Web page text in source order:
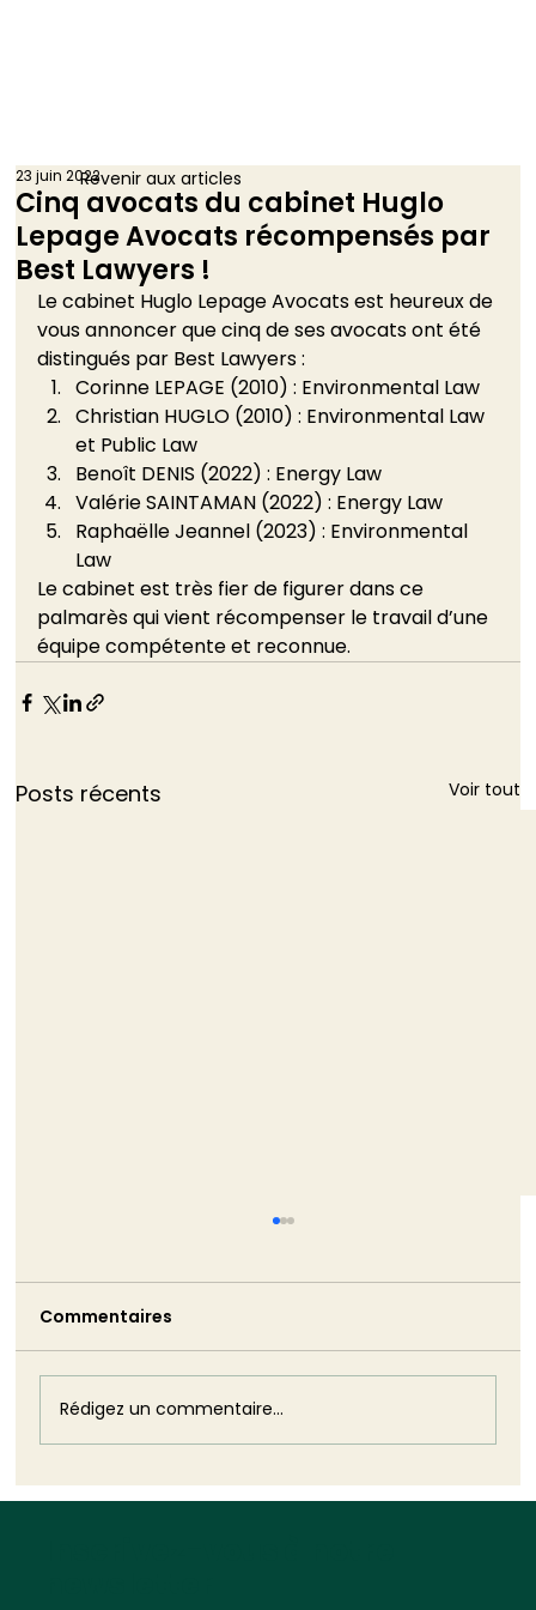
Cinq avocats du cabinet Huglo
Lepage Avocats récompensés par
Best Lawyers !
23 juin 2022
Le cabinet Huglo Lepage Avocats est heureux de
vous annoncer que cinq de ses avocats ont été
distingués par Best Lawyers :
Corinne LEPAGE (2010) : Environmental Law
Christian HUGLO (2010) : Environmental Law
et Public Law
Benoît DENIS (2022) : Energy Law
Valérie SAINTAMAN (2022) : Energy Law
Raphaëlle Jeannel (2023) : Environmental
Law
Le cabinet est très fier de figurer dans ce
palmarès qui vient récompenser le travail d’une
équipe compétente et reconnue.
Posts récents Voir tout
l’accélération de la transition
Par Guillaume Cornu, avocat La crise
agricole bat son plein et de nombreuses
critiques ont été portées contre les
normes...
Commentaires
Rédigez un commentaire...
Revenir aux articles